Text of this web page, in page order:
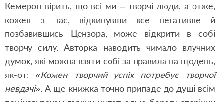
Кемерон вірить, що всі ми – творчі люди, а отже,
кожен з нас, відкинувши все негативне й
позбавившись Цензора, може відкрити в собі
творчу силу. Авторка наводить чимало влучних
думок, які можна взяти собі за правила на щодень,
як-от:«Кожен творчий успіх потребує творчої
невдачі». А ще книжка точно припаде до душі всім